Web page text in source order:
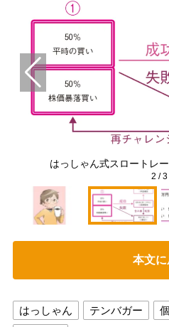
はっしゃん式スロートレ
2 /3
本文に
はっしゃん テンバガー